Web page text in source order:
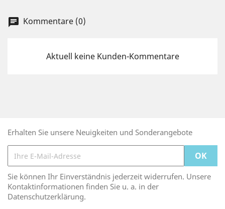
chat Kommentare (0)
Aktuell keine Kunden-Kommentare
Erhalten Sie unsere Neuigkeiten und Sonderangebote
Sie können Ihr Einverständnis jederzeit widerrufen. Unsere
Kontaktinformationen finden Sie u. a. in der
Datenschutzerklärung.